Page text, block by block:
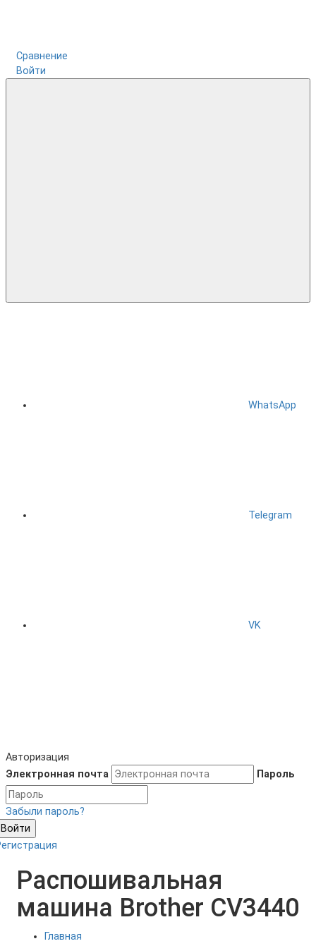
Сравнение
Войти
WhatsApp
Telegram
VK
Авторизация
Электронная почта
Пароль
Забыли пароль?
Войти
Распошивальная
машина Brother CV3440
Главная